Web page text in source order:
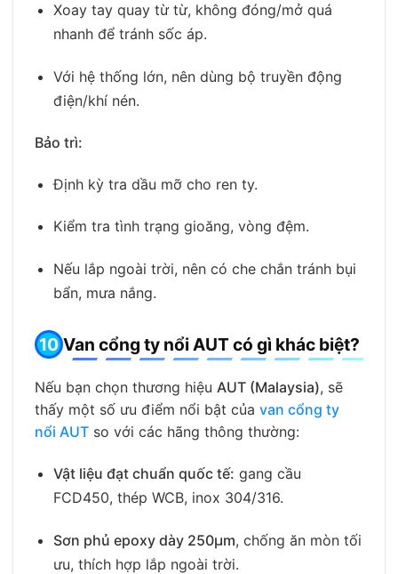
Xoay tay quay từ từ, không đóng/mở quá
nhanh để tránh sốc áp.
Với hệ thống lớn, nên dùng bộ truyền động
điện/khí nén.
Bảo trì:
Định kỳ tra dầu mỡ cho ren ty.
Kiểm tra tình trạng gioăng, vòng đệm.
Nếu lắp ngoài trời, nên có che chắn tránh bụi
bẩn, mưa nắng.
Van cổng ty nổi AUT có gì khác biệt?
Nếu bạn chọn thương hiệu AUT (Malaysia), sẽ
thấy một số ưu điểm nổi bật của van cổng ty
nổi AUT so với các hãng thông thường:
Vật liệu đạt chuẩn quốc tế: gang cầu
FCD450, thép WCB, inox 304/316.
Sơn phủ epoxy dày 250µm, chống ăn mòn tối
ưu, thích hợp lắp ngoài trời.